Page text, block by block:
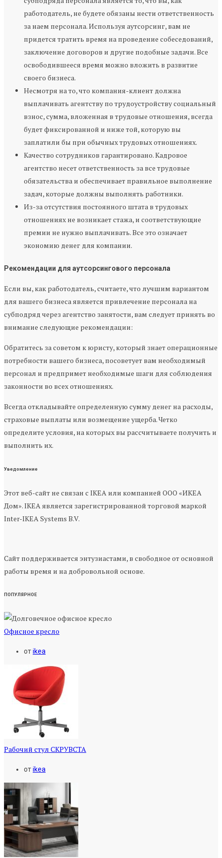
работодатель, не будете обязаны нести ответственность
за наем персонала. Используя аутсорсинг, вам не
придется тратить время на проведение собеседований,
заключение договоров и другие подобные задачи. Все
освободившееся время можно вложить в развитие
своего бизнеса.
Несмотря на то, что компания-клиент должна
выплачивать агентству по трудоустройству социальный
взнос, сумма, вложенная в трудовые отношения, всегда
будет фиксированной и ниже той, которую вы
заплатили бы при обычных трудовых отношениях.
Качество сотрудников гарантировано. Кадровое
агентство несет ответственность за все трудовые
обязательства и обеспечивает правильное выполнение
задач, которые должны выполнять работники.
Из-за отсутствия постоянного штата в трудовых
отношениях не возникает стажа, и соответствующие
премии не нужно выплачивать. Все это означает
экономию денег для компании.
Рекомендации для аутсорсингового персонала
Если вы, как работодатель, считаете, что лучшим вариантом
для вашего бизнеса является привлечение персонала на
субподряд через агентство занятости, вам следует принять во
внимание следующие рекомендации:
Обратитесь за советом к юристу, который знает операционные
потребности вашего бизнеса, посоветует вам необходимый
персонал и предпримет необходимые шаги для соблюдения
законности во всех отношениях.
Всегда откладывайте определенную сумму денег на расходы,
страховые выплаты или возмещение ущерба. Четко
определите условия, на которых вы рассчитываете получить и
выполнить их.
Уведомление
Этот веб-сайт не связан с IKEA или компанией ООО «ИКЕА
Дом». IKEA является зарегистрированной торговой маркой
Inter-IKEA Systems B.V.
Сайт поддерживается энтузиастами, в свободное от основной
работы время и на добровольной основе.
ПОПУЛЯРНОЕ
Офисное кресло
отikea
Рабочий стул СКРУВСТА
отikea